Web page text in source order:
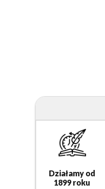
Działamy od
1899 roku